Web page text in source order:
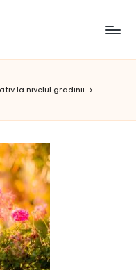
la nivelul gradinii